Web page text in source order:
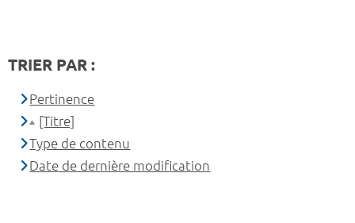
TRIER PAR :
Pertinence
[Titre]
Type de contenu
Date de dernière modification